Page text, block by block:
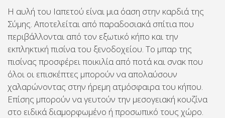
Η αυλή του Ιαπετού είναι μια όαση στην καρδιά της
Σύμης. Αποτελείται από παραδοσιακά σπίτια που
περιβάλλονται από τον εξωτικό κήπο και την
εκπληκτική πισίνα του ξενοδοχείου. Το μπαρ της
πισίνας προσφέρει ποικιλία από ποτά και σνακ που
όλοι οι επισκέπτες μπορούν να απολαύσουν
χαλαρώνοντας στην ήρεμη ατμόσφαιρα του κήπου.
Επίσης μπορούν να γευτούν την μεσογειακή κουζίνα
στο ειδικά διαμορφωμένο ή προσωπικό τους χώρο.